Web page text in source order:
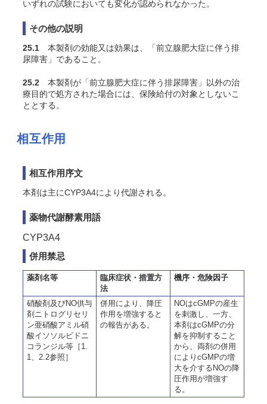
いずれの試験においても変化が認められなかった 。
その他の説明
25.1 本製剤の効能又は効果は、「前立腺肥大症に伴う排
尿障害」であること。
25.2 本製剤が「前立腺肥大症に伴う排尿障害」以外の治
療目的で処方された場合には、保険給付の対象としないこ
ととする。
相互作用
相互作用序文
本剤は主にCYP3A4により代謝される。
薬物代謝酵素用語
CYP3A4
併用禁忌
薬剤名等
臨床症状・措置方
法
機序・危険因子
硝酸剤及びNO供与
剤ニトログリセリ
ン亜硝酸アミル硝
酸イソソルビドニ
コランジル等［1.
1、2.2参照］
併用により、降圧
作用を増強すると
の報告がある。
NOはcGMPの産生
を刺激し、一方、
本剤はcGMPの分
解を抑制すること
から、両剤の併用
によりcGMPの増
大を介するNOの降
圧作用が増強す
る。